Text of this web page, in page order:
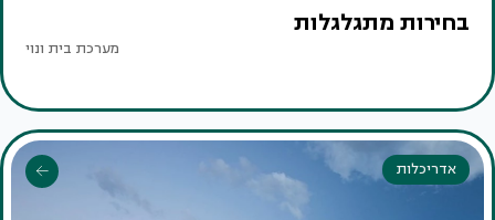
בחירות מתגלגלות
מערכת בית ונוי
אדריכלות